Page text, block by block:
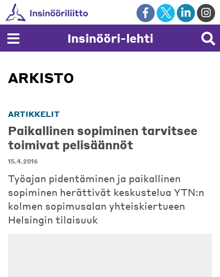
Skip
to
content
Insinööri-lehti
ARKISTO
ARTIKKELIT
Paikallinen sopiminen tarvitsee
toimivat pelisäännöt
15.4.2016
Työajan pidentäminen ja paikallinen
sopiminen herättivät keskustelua YTN:n
kolmen sopimusalan yhteiskiertueen
Helsingin tilaisuuk